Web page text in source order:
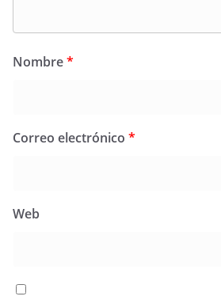
Nombre*
Correo electrónico *
Web